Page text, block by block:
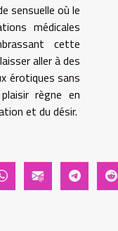
sensuelle où le
médicales
cette
aller à des
érotiques sans
règne en
et du désir.